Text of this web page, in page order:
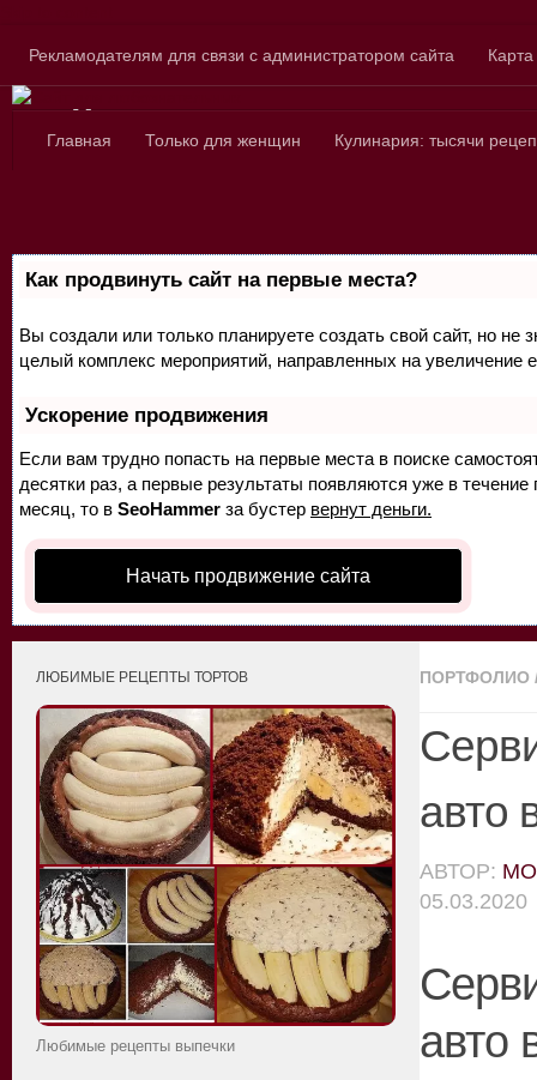
Рекламодателям для связи с администратором сайта
Сайт для
Главная Только для женщин Кулинария: тысячи
Как продвинуть сайт на первые места?
Вы создали или только планируете создать свой сайт, но не
целый комплекс мероприятий, направленных на увеличение
Ускорение продвижения
Если вам трудно попасть на первые места в поиске
десятки раз, а первые результаты появляются уже в
месяц, то в SeoHammer за бустер вернут деньги.
Начать продвижение сайта
ПОРТФОЛИО
авто
АВТОР:
05.03.2020
авто
ЛЮБИМЫЕ РЕЦЕПТЫ ТОРТОВ
Любимые рецепты выпечки